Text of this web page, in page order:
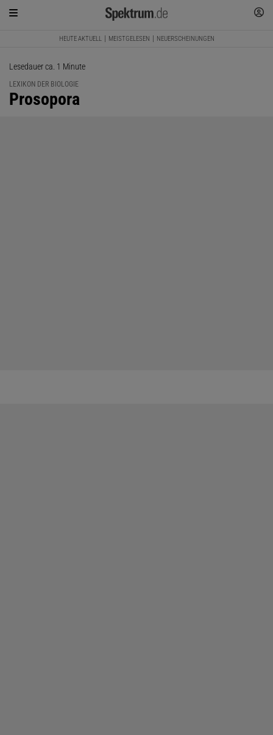
HEUTE AKTUELL MEISTGELESEN NEUERSCHEINUNGEN
Lesedauer ca. 1 Minute
LEXIKON DER BIOLOGIE
:
Prosopora